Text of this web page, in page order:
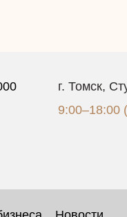
г. Томск,
9:00–18:00